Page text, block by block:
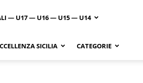
— U17 — U16 — U15 — U14
SICILIA CATEGORIE